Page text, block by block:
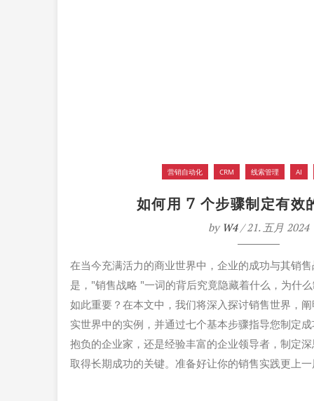
营销自动化 CRM 线索管理 AI
如何用 7 个步骤制定有效
by W4/ 21. 五月 2024
在当今充满活力的商业世界中，企业的成功与其销
是，"销售战略 "一词的背后究竟隐藏着什么，为什
如此重要？在本文中，我们将深入探讨销售世界，
实世界中的实例，并通过七个基本步骤指导您制定
抱负的企业家，还是经验丰富的企业领导者，制定
取得长期成功的关键。准备好让你的销售实践更上